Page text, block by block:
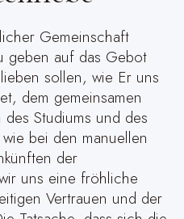
Gemeinschaft
geben auf das Gebot
sollen, wie Er uns
dem gemeinsamen
Studiums und des
bei den manuellen
der
uns eine fröhliche
Vertrauen und der